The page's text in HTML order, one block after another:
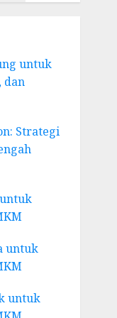
untuk
dan
Strategi
untuk
untuk